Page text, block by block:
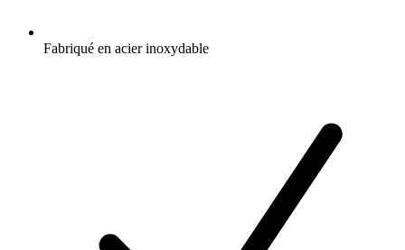
Fabriqué en acier inoxydable